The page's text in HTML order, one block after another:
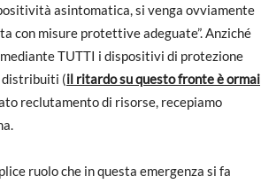
asintomatica, si venga ovviamente
con misure protettive adeguate”. Anziché
TUTTI i dispositivi di protezione
distribuiti (il ritardo su questo fronte è ormai
reclutamento di risorse, recepiamo
ruolo che in questa emergenza si fa